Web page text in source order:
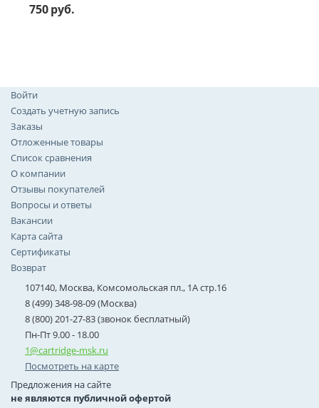
750руб.
Войти
Создать учетную запись
Заказы
Отложенные товары
Список сравнения
О компании
Отзывы покупателей
Вопросы и ответы
Вакансии
Карта сайта
Сертификаты
Возврат
107140, Москва, Комсомольская пл., 1А стр.16
8 (499) 348-98-09 (Москва)
8 (800) 201-27-83 (звонок бесплатный)
Пн-Пт 9.00 - 18.00
1@cartridge-msk.ru
Посмотреть на карте
Предложения на сайте
не являются публичной офертой